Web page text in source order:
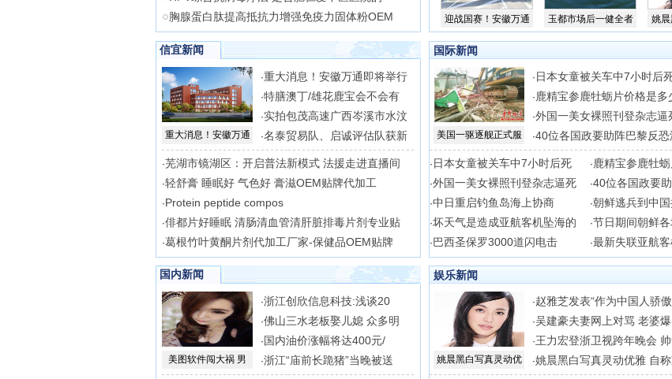
胸腺蛋白肽提高抵抗力增强免疫力固体粉OEM
迎战国赛！安徽万通 玉都市场后一健全者 姚
信宜新闻
重大消息！安徽万通
·重大消息！安徽万通即将举行
·特膳澳丁/雄花鹿宝会不会有
·实拍包茂高速广西岑溪市水汶
·名泰贸易队、启诚评估队获新
·芜湖市镜湖区：开启普法新模式 法援走进直播间
·轻舒膏 睡眠好 气色好 膏滋OEM贴牌代加工
·Protein peptide compos
·俳都片好睡眠 清肠清血管清肝脏排毒片剂专业贴
·葛根竹叶黄酮片剂代加工厂家-保健品OEM贴牌
国际新闻
美国一驱逐舰正式服
· 日本女童被关车中7小时后
· 鹿精宝参鹿牡蛎片价格是多
·外国一美女裸照刊登杂志逼
·40位各国政要助阵巴黎反恐
· 日本女童被关车中7小时后死 · 鹿精宝参鹿牡
·外国一美女裸照刊登杂志逼死 ·40位各国政要
·中日重启钓鱼岛海上协商 ·朝鲜逃兵到中
·坏天气是造成亚航客机坠海的 ·节日期间朝鲜
·巴西圣保罗3000道闪电击 ·最新失联亚航
国内新闻
美图软件闯大祸 男
·浙江创欣信息科技:浅谈20
·佛山三水老板娶儿媳 众多明
· 国内油价涨幅将达400元/
·浙江“庙前长跪猪”当晚被送
娱乐新闻
姚晨黑白写真灵动优
·赵雅芝发表“作为中国人骄
·吴建豪夫妻网上对骂 老婆
·王力宏登浙卫视跨年晚会
·姚晨黑白写真灵动优雅 自